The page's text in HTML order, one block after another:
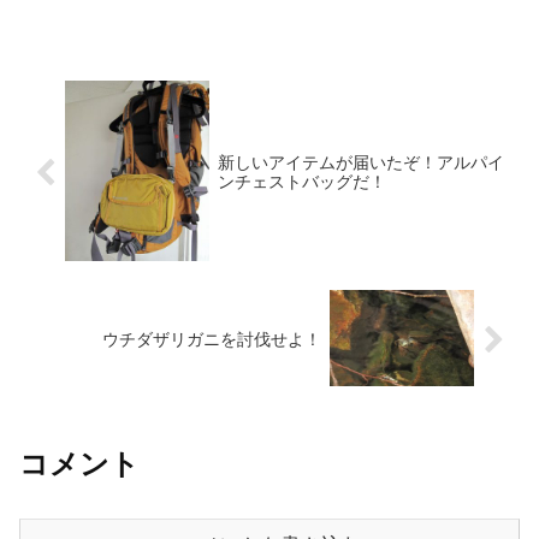
新しいアイテムが届いたぞ！アルパイ
ンチェストバッグだ！
ウチダザリガニを討伐せよ！
コメント